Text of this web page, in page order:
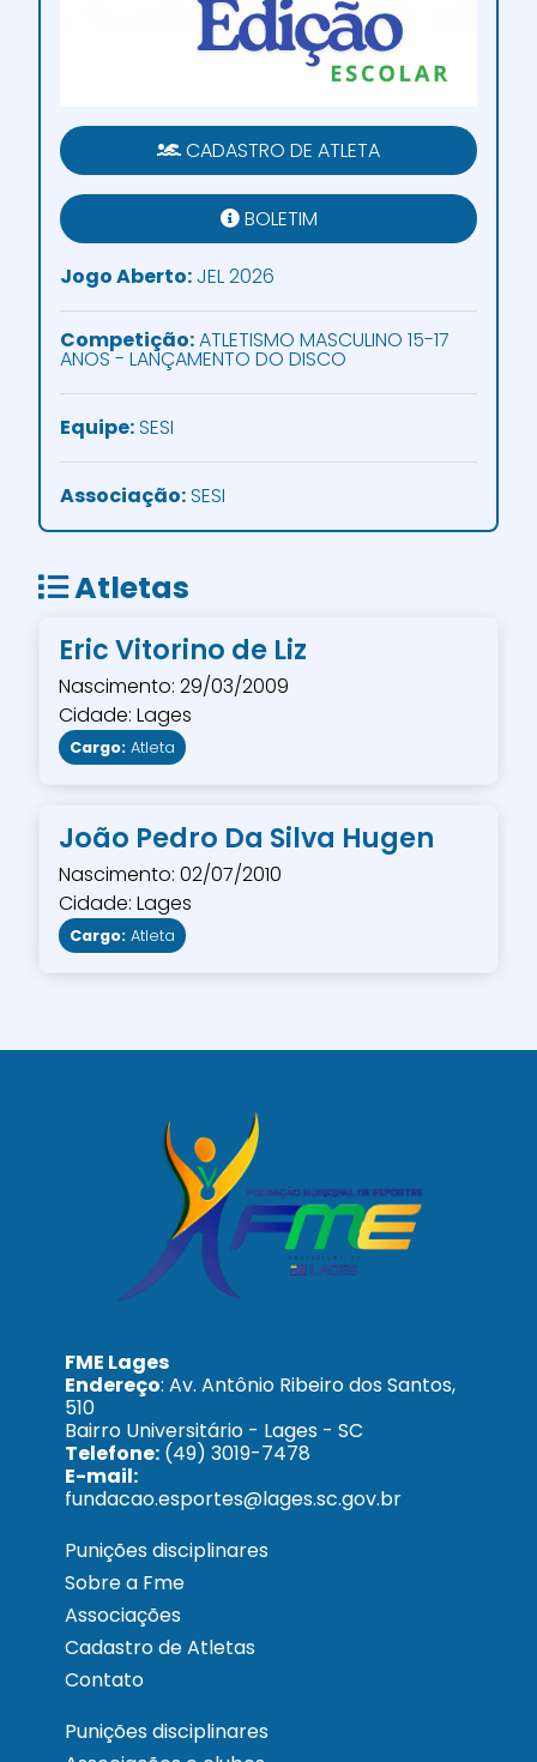
Atletas
Eric Vitorino de Liz
Nascimento: 29/03/2009
Cidade: Lages
Cargo: Atleta
João Pedro Da Silva Hugen
Nascimento: 02/07/2010
Cidade: Lages
Cargo: Atleta
CADASTRO DE ATLETA
BOLETIM
Jogo Aberto: JEL 2026
Competição:ATLETISMO MASCULINO 15-17
ANOS - LANÇAMENTO DO DISCO
Equipe:SESI
Associação:SESI
FME Lages
Endereço: Av. Antônio Ribeiro dos Santos,
510
Bairro Universitário - Lages - SC
Telefone: (49) 3019-7478
E-mail:
fundacao.esportes@lages.sc.gov.br
Punições disciplinares
Sobre a Fme
Associações
Cadastro de Atletas
Contato
Punições disciplinares